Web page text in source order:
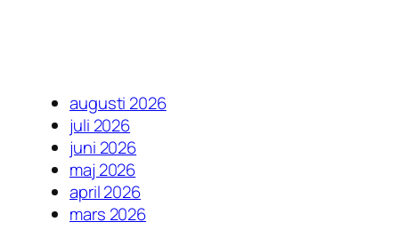
augusti 2026
juli 2026
juni 2026
maj 2026
april 2026
mars 2026